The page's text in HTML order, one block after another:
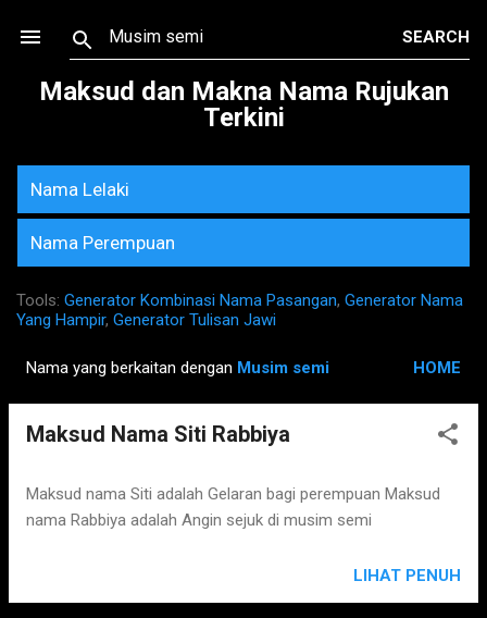
Skip to main content
Maksud dan Makna Nama Rujukan
Terkini
Nama Lelaki
Nama Perempuan
Tools: Generator Kombinasi Nama Pasangan, Generator Nama
Yang Hampir, Generator Tulisan Jawi
o
Nama yang berkaitan dengan Musim semi HOME
Maksud Nama Siti Rabbiya
Maksud nama Siti adalah Gelaran bagi perempuan Maksud
nama Rabbiya adalah Angin sejuk di musim semi
LIHAT PENUH